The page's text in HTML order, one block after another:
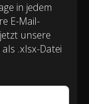
in jedem
E-Mail-
unsere
.xlsx-Datei